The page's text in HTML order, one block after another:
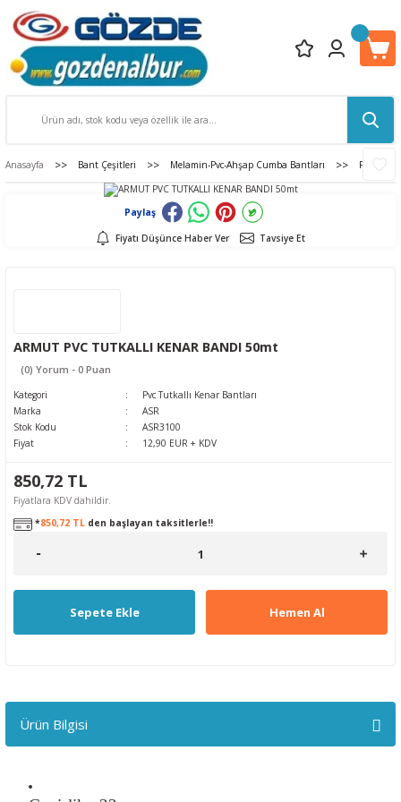
Anasayfa Bant Çeşitleri Melamin-Pvc-Ahşap Cumba Bantları Pvc
Paylaş
Fiyatı Düşünce Haber Ver Tavsiye Et
ARMUT PVC TUTKALLI KENAR BANDI 50mt
(0) Yorum - 0 Puan
Kategori
Pvc Tutkallı Kenar Bantları
Marka
ASR
Stok Kodu
ASR3100
Fiyat
12,90 EUR + KDV
850,72 TL
Fiyatlara KDV dahildir.
*850,72 TL den başlayan taksitlerle!!
Sepete Ekle Hemen Al
Ürün Bilgisi